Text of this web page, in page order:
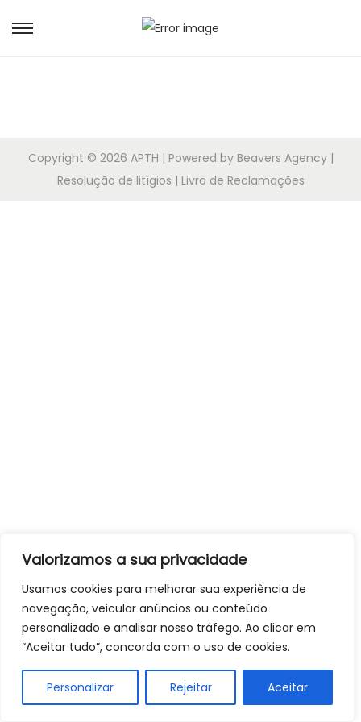
Valorizamos a sua privacidade
Usamos cookies para melhorar sua experiência de
navegação, veicular anúncios ou conteúdo
personalizado e analisar nosso tráfego. Ao clicar em
“Aceitar tudo”, concorda com o uso de cookies.
Personalizar Rejeitar Aceitar
Copyright © 2026 APTH | Powered by Beavers Agency |
Resolução de litígios | Livro de Reclamações